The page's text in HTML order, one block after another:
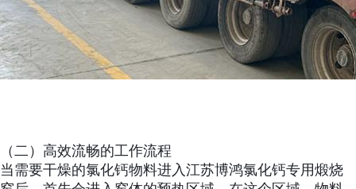
（二）高效流畅的工作流程
当需要干燥的氯化钙物料进入江苏博鸿氯化钙专用煅烧